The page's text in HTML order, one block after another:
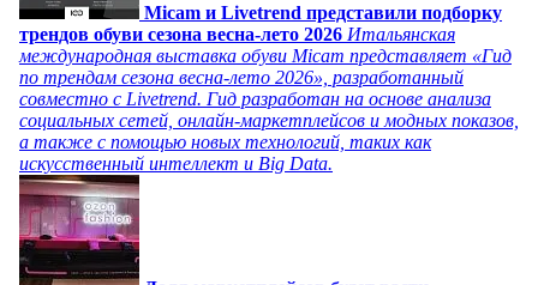
Micam и Livetrend представили подборку
трендов обуви сезона весна-лето 2026 Итальянская
международная выставка обуви Micam представляет «Гид
по трендам сезона весна-лето 2026», разработанный
совместно с Livetrend. Гид разработан на основе анализа
социальных сетей, онлайн-маркетплейсов и модных показов,
а также с помощью новых технологий, таких как
искусственный интеллект и Big Data.